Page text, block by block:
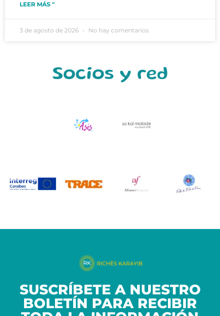
LEER MÁS "
3 de agosto de 2026 No hay comentarios
Socios y red
SUSCRÍBETE A NUESTRO
BOLETÍN PARA RECIBIR